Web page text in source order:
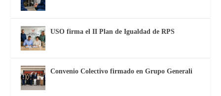
USO firma el II Plan de Igualdad de RPS
Convenio Colectivo firmado en Grupo Generali